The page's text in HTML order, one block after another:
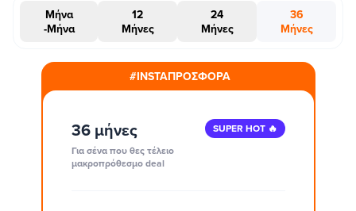
Μήνα
-Μήνα
12
Μήνες
24
Μήνες
36
Μήνες
#INSTAΠΡΟΣΦΟΡΑ
36 μήνες
Για σένα που θες τέλειο
μακροπρόθεσμο deal
SUPER HOT 🔥